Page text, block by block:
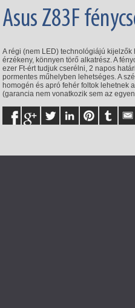
Asus Z83F
A régi (nem LED) technológiájú
érzékeny, könnyen törő alkatrész. A
ezer Ft-ért tudjuk cserélni, 2 napos
pormentes műhelyben lehetséges. A
homogén és apró fehér foltok lehetnek
(garancia nem vonatkozik sem az